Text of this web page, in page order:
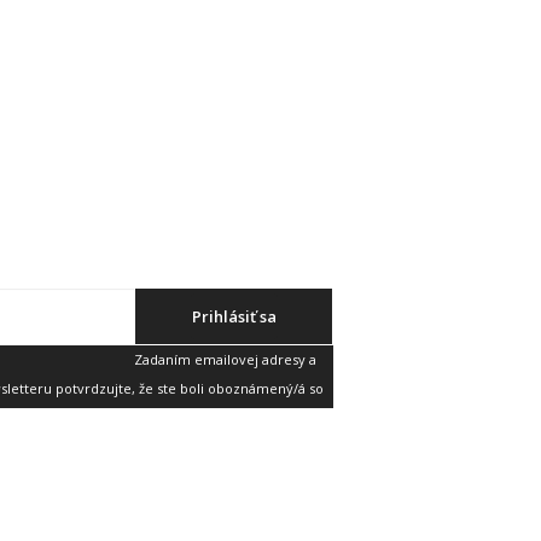
Prihlásiť sa
Zadaním emailovej adresy a
potvrdzujte, že ste boli oboznámený/á so